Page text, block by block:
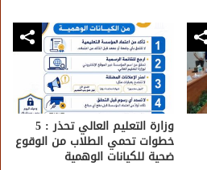
وزارة التعليم العالي تحذر : 5
خطوات تحمي الطلاب من الوقوع
ضحية للكيانات الوهمية